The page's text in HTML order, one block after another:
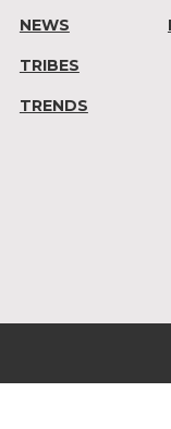
NEWS
TRIBES
TRENDS